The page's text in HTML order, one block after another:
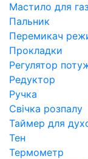
Мастило для
Пальник
Перемикач
Прокладки
Регулятор
Редуктор
Ручка
Свічка розпалу
Таймер для
Тен
Термометр